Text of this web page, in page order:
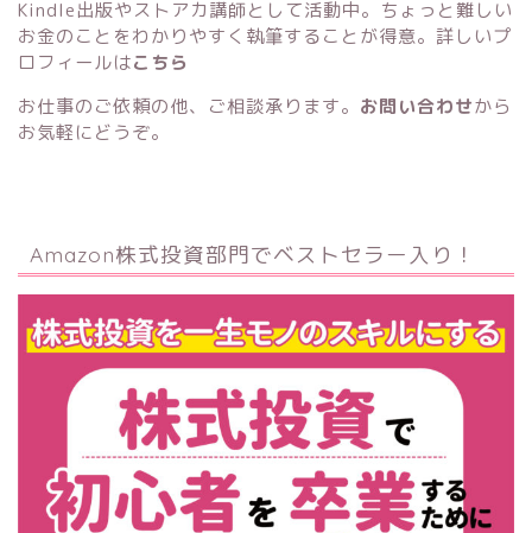
Kindle出版やストアカ講師として活動中。ちょっと難しい
お金のことをわかりやすく執筆することが得意。詳しいプ
ロフィールはこちら
お仕事のご依頼の他、ご相談承ります。 お問い合わせから
お気軽にどうぞ。
Amazon株式投資部門でベストセラー入り！